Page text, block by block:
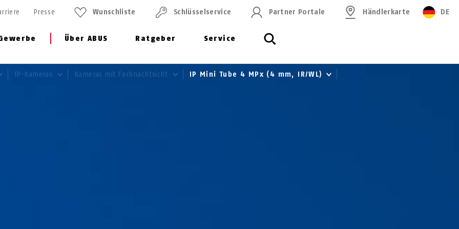
Über ABUS Ratgeber Service
Presse Wunschliste Schlüssel­service Partner Portale Händlerkarte DE
IP-Kameras Kameras mit Farbnachtsicht IP Mini Tube 4 MPx (4 mm, IR/WL)